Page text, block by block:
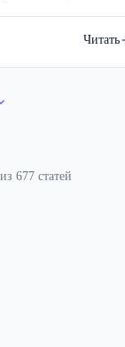
Читать
677 статей